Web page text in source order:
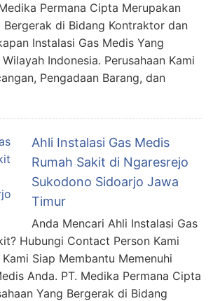
Permana Cipta Merupakan
Bergerak di Bidang Kontraktor dan
Instalasi Gas Medis Yang
Indonesia. Perusahaan Kami
Pengadaan Barang, dan
Ahli Instalasi Gas Medis
Rumah Sakit di Ngaresrejo
Sukodono Sidoarjo Jawa
Timur
Anda Mencari Ahli Instalasi Gas
Hubungi Contact Person Kami
Siap Membantu Memenuhi
Anda. PT. Medika Permana Cipta
Yang Bergerak di Bidang